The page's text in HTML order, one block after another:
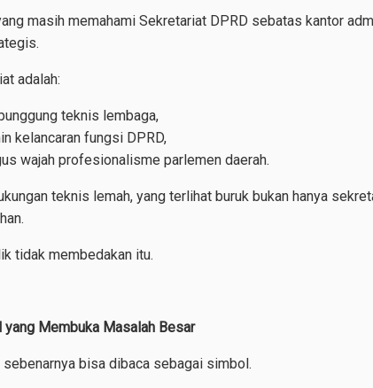
masih memahami Sekretariat DPRD sebatas kantor
adalah:
teknis lembaga,
kelancaran fungsi DPRD,
wajah profesionalisme parlemen daerah.
teknis lemah, yang terlihat buruk bukan hanya
tidak membedakan itu.
yang Membuka Masalah Besar
bisa dibaca sebagai simbol.